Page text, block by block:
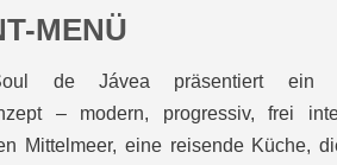
MENÜ
de Jávea präsentiert ein
– modern, progressiv, frei
Mittelmeer, eine reisende Küche,